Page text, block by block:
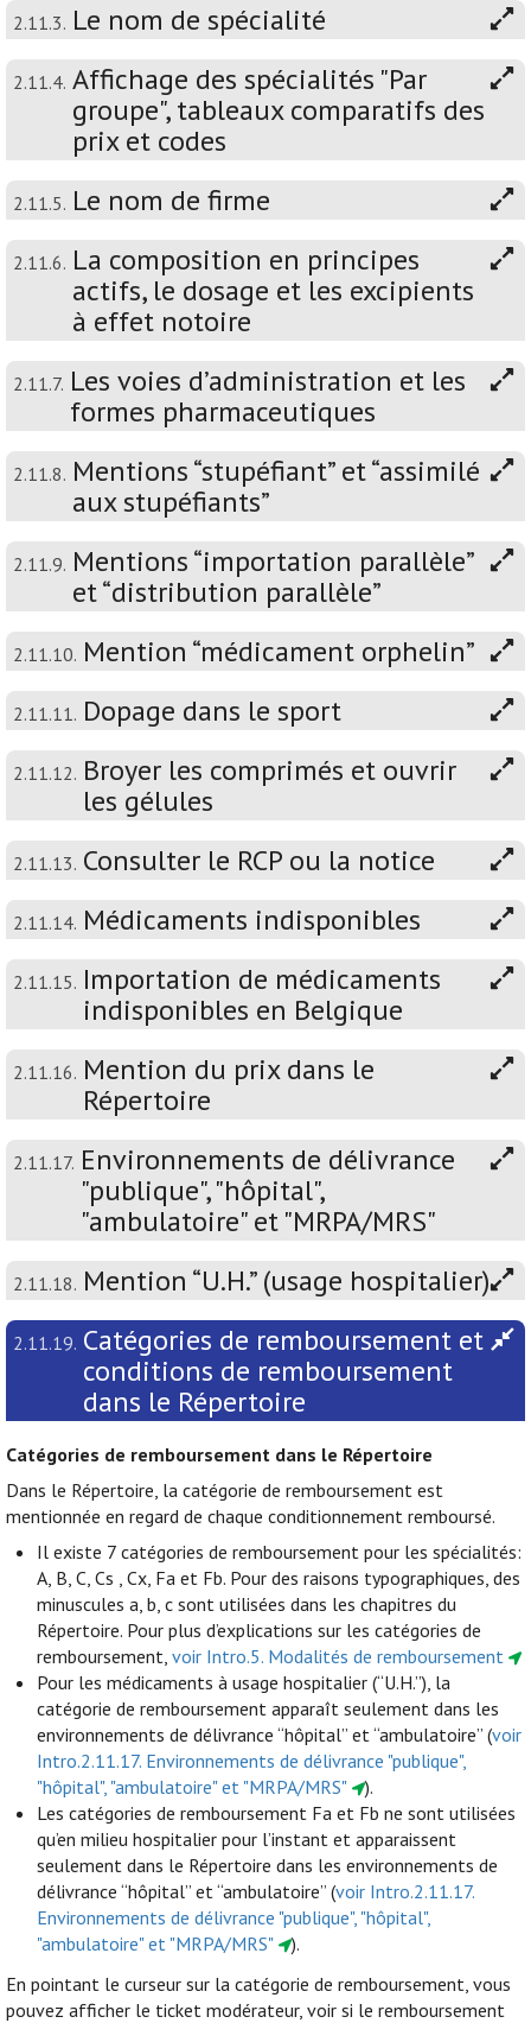
2.11.3. Le nom de spécialité
2.11.4. Affichage des spécialités "Par
groupe", tableaux comparatifs des
prix et codes
2.11.5. Le nom de firme
2.11.6. La composition en principes
actifs, le dosage et les excipients
à effet notoire
2.11.7. Les voies d’administration et les
formes pharmaceutiques
2.11.8. Mentions “stupéfiant” et “assimilé
aux stupéfiants”
2.11.9. Mentions “importation parallèle”
et “distribution parallèle”
2.11.10. Mention “médicament orphelin”
2.11.11. Dopage dans le sport
2.11.12. Broyer les comprimés et ouvrir
les gélules
2.11.13. Consulter le RCP ou la notice
2.11.14. Médicaments indisponibles
2.11.15. Importation de médicaments
indisponibles en Belgique
2.11.16. Mention du prix dans le
Répertoire
2.11.17. Environnements de délivrance
"publique", "hôpital",
"ambulatoire" et "MRPA/MRS"
2.11.18. Mention “U.H.” (usage hospitalier)
2.11.19. Catégories de remboursement et
conditions de remboursement
dans le Répertoire
Catégories de remboursement dans le Répertoire
Dans le Répertoire, la catégorie de remboursement est
mentionnée en regard de chaque conditionnement remboursé.
Il existe 7 catégories de remboursement pour les spécialités:
A, B, C, Cs , Cx, Fa et Fb. Pour des raisons typographiques, des
minuscules a, b, c sont utilisées dans les chapitres du
Répertoire. Pour plus d’explications sur les catégories de
remboursement,voir Intro.5. Modalités de remboursement
Pour les médicaments à usage hospitalier (“U.H.”), la
catégorie de remboursement apparaît seulement dans les
environnements de délivrance “hôpital” et “ambulatoire” (voir
Intro.2.11.17. Environnements de délivrance "publique",
"hôpital", "ambulatoire" et "MRPA/MRS"
).
Les catégories de remboursement Fa et Fb ne sont utilisées
qu’en milieu hospitalier pour l’instant et apparaissent
seulement dans le Répertoire dans les environnements de
délivrance “hôpital” et “ambulatoire” (voir Intro.2.11.17.
Environnements de délivrance "publique", "hôpital",
"ambulatoire" et "MRPA/MRS"
).
En pointant le curseur sur la catégorie de remboursement, vous
pouvez afficher le ticket modérateur, voir si le remboursement